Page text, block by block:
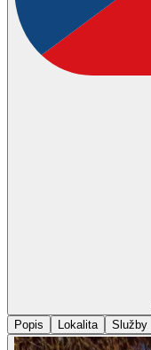
Popis
Lokalita Služby